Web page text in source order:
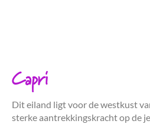
Capri
Dit eiland ligt voor de westkust
sterke aantrekkingskracht op de